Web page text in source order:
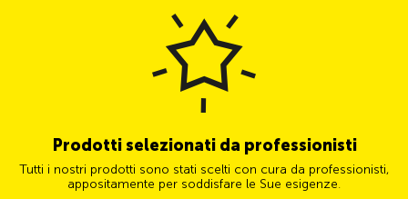
Prodotti selezionati da professionisti
Tutti i nostri prodotti sono stati scelti con cura da professionisti,
appositamente per soddisfare le Sue esigenze.